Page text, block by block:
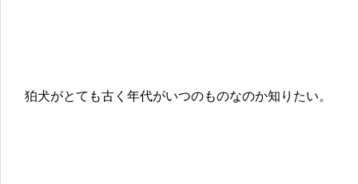
狛犬がとても古く年代がいつのものなのか知りたい。